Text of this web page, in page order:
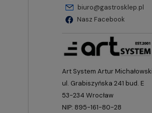
biuro@gastrosklep.pl
Nasz Facebook
Art System Artur Michałowski
ul. Grabiszyńska 241 bud. E
53-234 Wrocław
NIP: 895-161-80-28